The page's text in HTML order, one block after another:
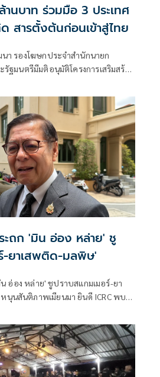
นบาท ร่วมมือ 3 ประเทศ
สารตั้งต้นก่อนเข้าสู่ไทย
า รองโฆษกประจำสำนักนายก
ฐมนตรีมีมติอนุมัติโครงการเสริมสร้าง
อข่ายการค้ายาเสพติดระหว่าง
าณ พ.ศ. 2569 วงเงินรวม 16 ล้าน
รม โดยสำนักงานคณะกรรมการ
เสพติด หรือสำนักงาน ป.ป.ส.
ะถก 'มิน อ่อง หล่าย' ชู
-ยาเสพติด-มลพิษ'
อ่อง หล่าย' ชูปราบสแกมเมอร์-ยา
นุนสันติภาพเมียนมา ยินดี ICRC พบ